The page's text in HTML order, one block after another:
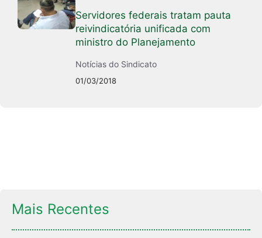
Servidores federais tratam pauta
reivindicatória unificada com
ministro do Planejamento
Notícias do Sindicato
01/03/2018
Mais Recentes